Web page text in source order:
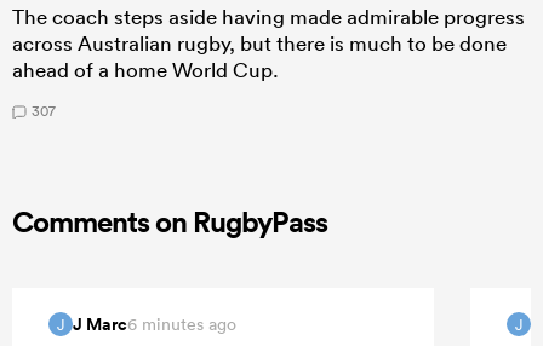
The coach steps aside having made admirable progress
across Australian rugby, but there is much to be done
ahead of a home World Cup.
307
Comments on RugbyPass
J J Marc6 minutes ago J